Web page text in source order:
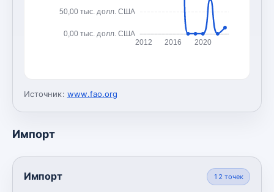
0,00 тыс. долл. США
50,00 тыс. долл. США
2012 2016 2020
Источник: www.fao.org
Импорт
Импорт 12 точек